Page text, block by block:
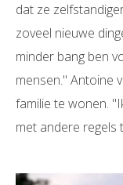
dat ze
zoveel nieuwe
minder bang ben
mensen." Antoine
familie te wonen.
met andere regels